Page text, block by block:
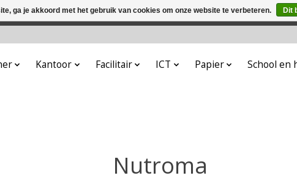
Kantoor Facilitair ICT Papier School en
Nutroma
ga je akkoord met het gebruik van cookies om onze website te verbeteren. Dit
Deze winkel is in aanbouw. Eventueel geplaatste orders zullen niet